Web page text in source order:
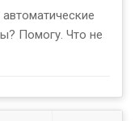
Помогу. Что не